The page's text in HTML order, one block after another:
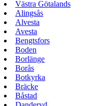
Västra Götalands
Alingsås
Alvesta
Avesta
Bengtsfors
Boden
Borlänge
Borås
Botkyrka
Bräcke
Båstad